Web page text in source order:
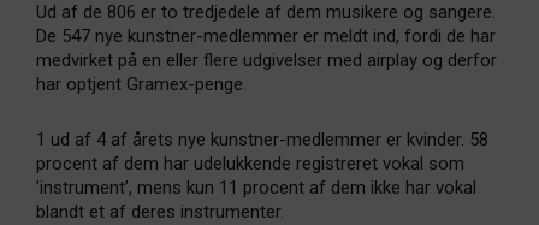
Ud af de 806 er to tredjedele af dem musikere og sangere.
De 547 nye kunstner-medlemmer er meldt ind, fordi de har
medvirket på en eller flere udgivelser med airplay og derfor
har optjent Gramex-penge.
1 ud af 4 af årets nye kunstner-medlemmer er kvinder. 58
procent af dem har udelukkende registreret vokal som
’instrument’, mens kun 11 procent af dem ikke har vokal
blandt et af deres instrumenter.